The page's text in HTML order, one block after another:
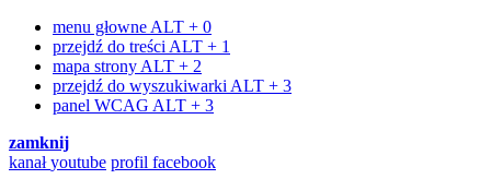
menu głowne ALT + 0
przejdź do treści ALT + 1
mapa strony ALT + 2
przejdź do wyszukiwarki ALT + 3
panel WCAG ALT + 3
zamknij
kanałyoutube profil facebook